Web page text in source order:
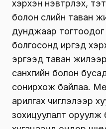
хэрхэн нэвтрүүлэх,
болон сүүлийн таван
дунджаар
болгосонд иргэд
эргээд таван жилээр
санхүүгийн болон
сонирхож байлаа.
арилгах чиглэлээр
зохицуулалт оруулж